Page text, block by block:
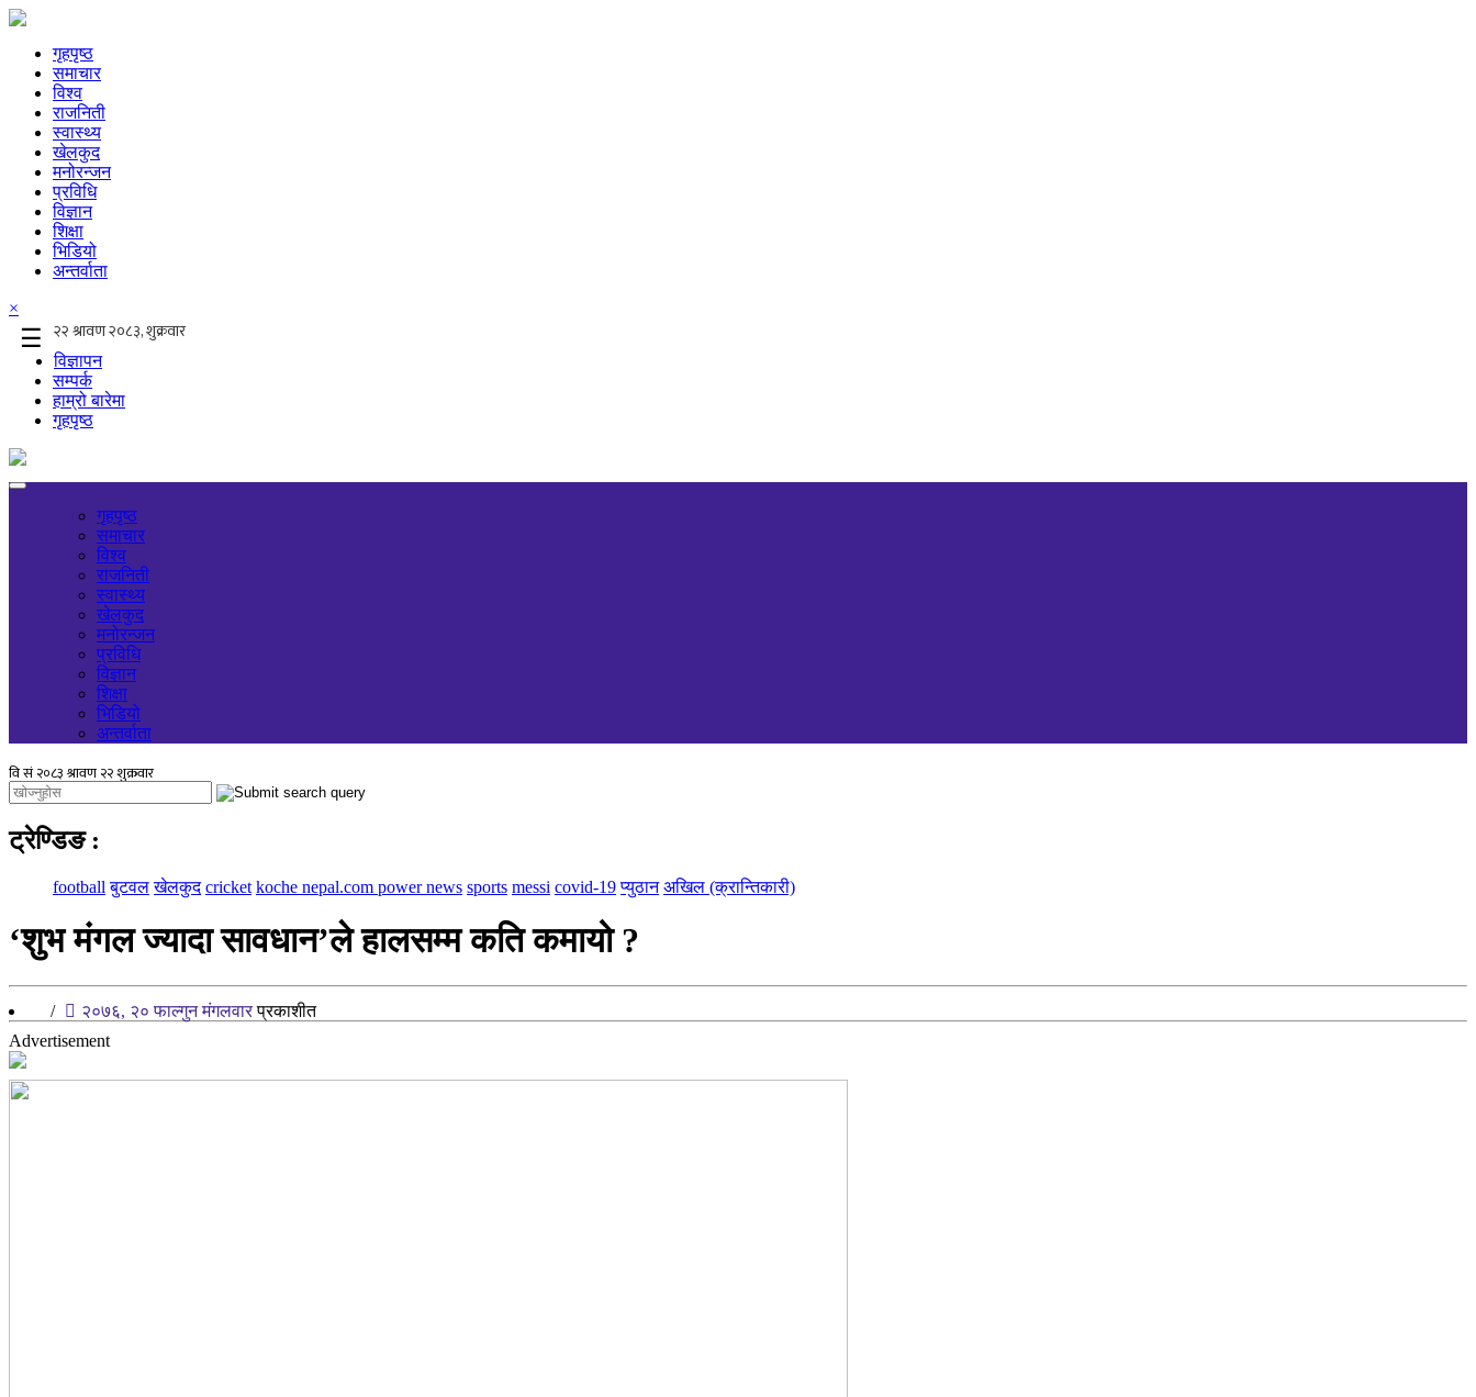
गृहपृष्ठ
समाचार
विश्व
राजनिती
स्वास्थ्य
खेलकुद
मनोरन्जन
प्रविधि
विज्ञान
शिक्षा
भिडियो
अन्तर्वाता
×
☰
विज्ञापन
सम्पर्क
हाम्रो बारेमा
गृहपृष्ठ
गृहपृष्ठ
समाचार
विश्व
राजनिती
स्वास्थ्य
खेलकुद
मनोरन्जन
प्रविधि
विज्ञान
शिक्षा
भिडियो
अन्तर्वाता
ट्रेण्डिङ :
football बुटवल खेलकुद cricket koche nepal.com power news sports messi covid-19 प्युठान अखिल (क्रान्तिकारी)
‘शुभ मंगल ज्यादा सावधान’ले हालसम्म कति कमायो ?
/ २०७६, २० फाल्गुन मंगलवारप्रकाशीत
Advertisement